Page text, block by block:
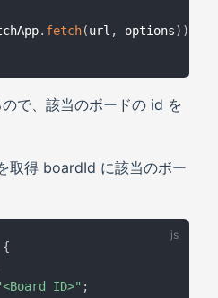
. fetch(url , options) )
で、該当のボードの id を
取得 boardId に該当のボー
{
ID>" ;